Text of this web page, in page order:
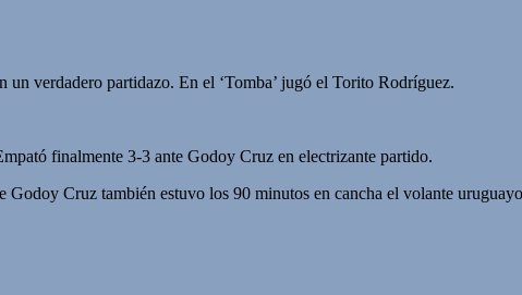
verdadero partidazo. En el ‘Tomba’ jugó el Torito Rodríguez.
finalmente 3-3 ante Godoy Cruz en electrizante partido.
Cruz también estuvo los 90 minutos en cancha el volante